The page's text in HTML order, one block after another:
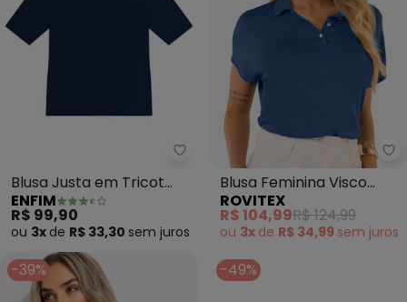
Enfim - Blusa Justa em Tricot
Blusa Justa em Tricot
(Azul Marinho)
ENFIM
R$ 99,90
ou 3x de R$ 33,30 sem juros
Blusa Feminina Visco
Tricot Gola Polo (Azul)
ROVITEX
R$ 104,99R$ 124,99
ou 3x de R$ 34,99 sem juros
-39% -49%